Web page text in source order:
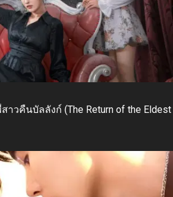
คืนบัลลังก์ (The Return of the Eldest